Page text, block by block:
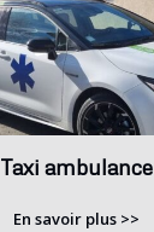
Taxi ambulance
En savoir plus >>